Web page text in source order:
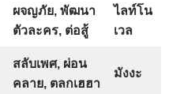
ผจญภัย, พัฒนา
ตัวละคร, ต่อสู้
ไลท์โน
เวล
สลับเพศ, ผ่อน
คลาย, ตลกเฮฮา
มังงะ